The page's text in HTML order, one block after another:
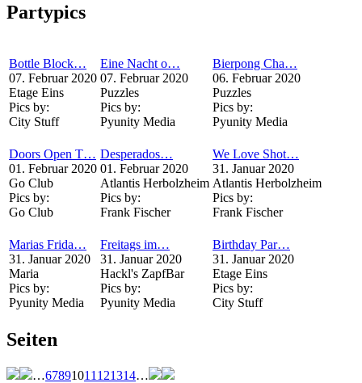
Partypics
Bottle Block…
07. Februar 2020
Etage Eins
Pics by:
City Stuff
Eine Nacht o…
07. Februar 2020
Puzzles
Pics by:
Pyunity Media
Bierpong Cha…
06. Februar 2020
Puzzles
Pics by:
Pyunity Media
Doors Open T…
01. Februar 2020
Go Club
Pics by:
Go Club
Desperados…
01. Februar 2020
Atlantis Herbolzheim
Pics by:
Frank Fischer
We Love Shot…
31. Januar 2020
Atlantis Herbolzheim
Pics by:
Frank Fischer
Marias Frida…
31. Januar 2020
Maria
Pics by:
Pyunity Media
Freitags im…
31. Januar 2020
Hackl's ZapfBar
Pics by:
Pyunity Media
Birthday Par…
31. Januar 2020
Etage Eins
Pics by:
City Stuff
Seiten
…67891011 121314…